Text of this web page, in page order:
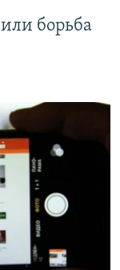
борьба